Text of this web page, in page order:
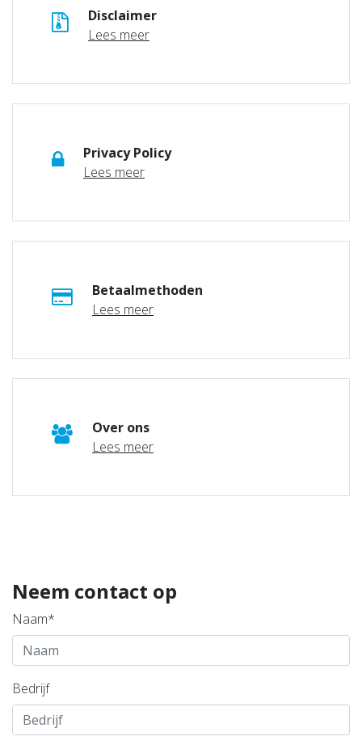
Disclaimer
Lees meer
Privacy Policy
Lees meer
Betaalmethoden
Lees meer
Over ons
Lees meer
Neem contact op
Naam*
Bedrijf